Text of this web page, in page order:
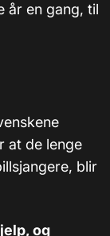
år en gang, til
at de lenge
blir
og